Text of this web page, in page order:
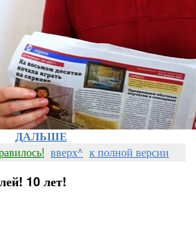
ДАЛЬШЕ
вверх^ к полной версии
10 лет!